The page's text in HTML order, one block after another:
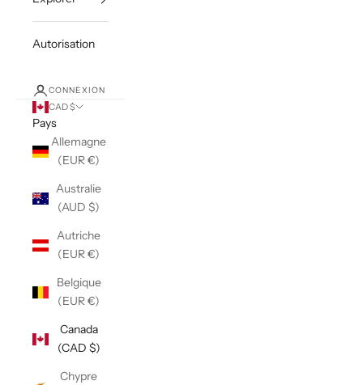
Autorisation
CONNEXION
CAD $
Pays
Allemagne
(EUR €)
Australie
(AUD $)
Autriche
(EUR €)
Belgique
(EUR €)
Canada
(CAD $)
Chypre